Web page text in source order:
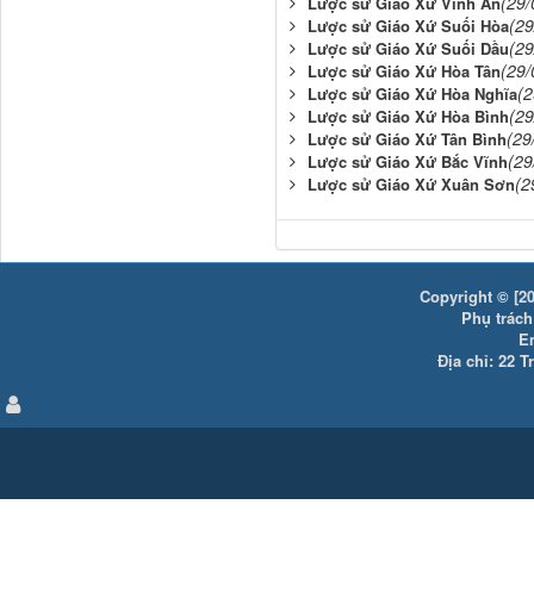
Lược sử Giáo Xứ Suối Hòa
Lược sử Giáo Xứ Suối Dầu
Lược sử Giáo Xứ Hòa Tân
Lược sử Giáo Xứ Hòa Nghĩa
Lược sử Giáo Xứ Hòa Bình
Lược sử Giáo Xứ Tân Bình
Lược sử Giáo Xứ Bắc Vĩnh
Lược sử Giáo Xứ Xuân Sơn
Copyright ©
Phụ
Địa chỉ: 22